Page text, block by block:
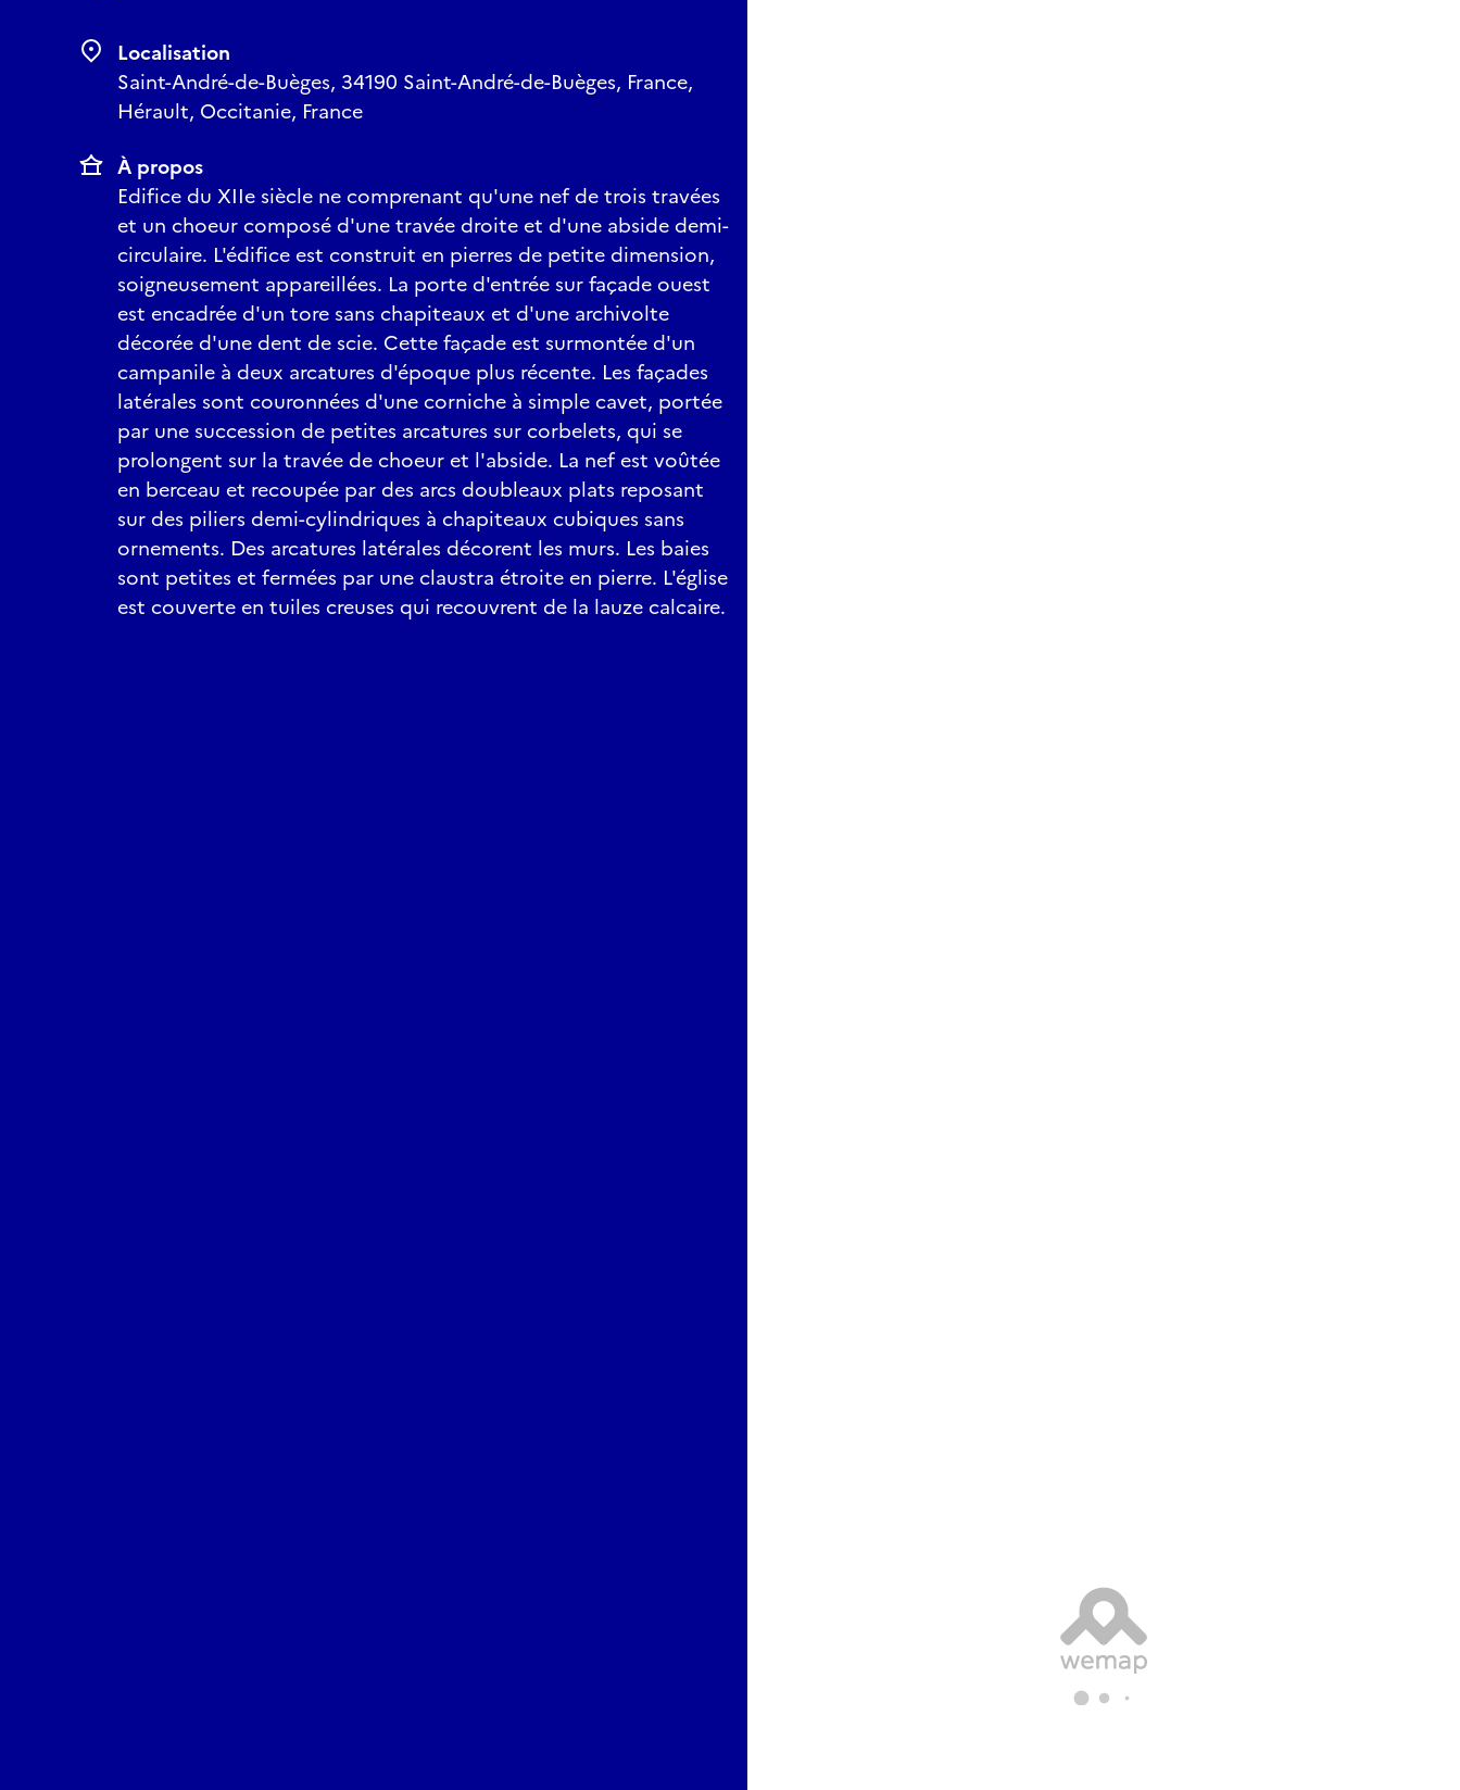
Localisation
Saint-André-de-Buèges, 34190 Saint-André-de-Buèges, France,
Hérault, Occitanie, France
À propos
Edifice du XIIe siècle ne comprenant qu'une nef de trois travées
et un choeur composé d'une travée droite et d'une abside demi-
circulaire. L'édifice est construit en pierres de petite dimension,
soigneusement appareillées. La porte d'entrée sur façade ouest
est encadrée d'un tore sans chapiteaux et d'une archivolte
décorée d'une dent de scie. Cette façade est surmontée d'un
campanile à deux arcatures d'époque plus récente. Les façades
latérales sont couronnées d'une corniche à simple cavet, portée
par une succession de petites arcatures sur corbelets, qui se
prolongent sur la travée de choeur et l'abside. La nef est voûtée
en berceau et recoupée par des arcs doubleaux plats reposant
sur des piliers demi-cylindriques à chapiteaux cubiques sans
ornements. Des arcatures latérales décorent les murs. Les baies
sont petites et fermées par une claustra étroite en pierre. L'église
est couverte en tuiles creuses qui recouvrent de la lauze calcaire.